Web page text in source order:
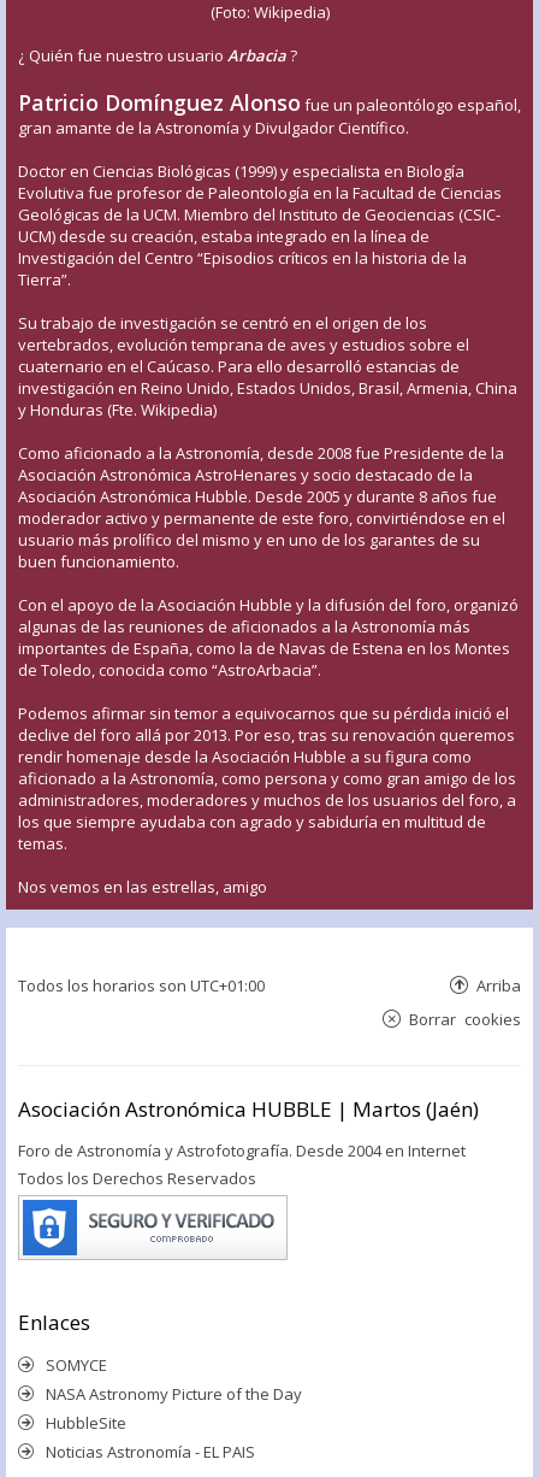
(Foto: Wikipedia)
¿ Quién fue nuestro usuario Arbacia?
Patricio Domínguez Alonso fue un paleontólogo español,
gran amante de la Astronomía y Divulgador Científico.
Doctor en Ciencias Biológicas (1999) y especialista en Biología
Evolutiva fue profesor de Paleontología en la Facultad de Ciencias
Geológicas de la UCM. Miembro del Instituto de Geociencias (CSIC-
UCM) desde su creación, estaba integrado en la línea de
Investigación del Centro “Episodios críticos en la historia de la
Tierra”.
Su trabajo de investigación se centró en el origen de los
vertebrados, evolución temprana de aves y estudios sobre el
cuaternario en el Caúcaso. Para ello desarrolló estancias de
investigación en Reino Unido, Estados Unidos, Brasil, Armenia, China
y Honduras (Fte. Wikipedia)
Como aficionado a la Astronomía, desde 2008 fue Presidente de la
Asociación Astronómica AstroHenares y socio destacado de la
Asociación Astronómica Hubble. Desde 2005 y durante 8 años fue
moderador activo y permanente de este foro, convirtiéndose en el
usuario más prolífico del mismo y en uno de los garantes de su
buen funcionamiento.
Con el apoyo de la Asociación Hubble y la difusión del foro, organizó
algunas de las reuniones de aficionados a la Astronomía más
importantes de España, como la de Navas de Estena en los Montes
de Toledo, conocida como “AstroArbacia”.
Podemos afirmar sin temor a equivocarnos que su pérdida inició el
declive del foro allá por 2013. Por eso, tras su renovación queremos
rendir homenaje desde la Asociación Hubble a su figura como
aficionado a la Astronomía, como persona y como gran amigo de los
administradores, moderadores y muchos de los usuarios del foro, a
los que siempre ayudaba con agrado y sabiduría en multitud de
temas.
Nos vemos en las estrellas, amigo
Todos los horarios son UTC+01:00 Arriba
Borrar cookies
Asociación Astronómica HUBBLE | Martos (Jaén)
Foro de Astronomía y Astrofotografía. Desde 2004 en Internet
Todos los Derechos Reservados
Enlaces
SOMYCE
NASA Astronomy Picture of the Day
HubbleSite
Noticias Astronomía - EL PAIS